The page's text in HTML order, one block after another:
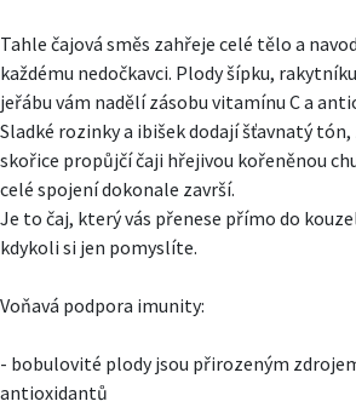
Tahle čajová směs zahřeje celé tělo a
každému nedočkavci. Plody šípku,
jeřábu vám nadělí zásobu vitamínu C a
Sladké rozinky a ibišek dodají šťavnatý
skořice propůjčí čaji hřejivou kořeněnou
celé spojení dokonale završí.
Je to čaj, který vás přenese přímo do
kdykoli si jen pomyslíte.
Voňavá podpora imunity:
- bobulovité plody jsou přirozeným
antioxidantů